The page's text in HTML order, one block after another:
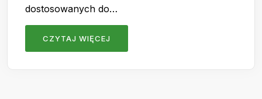
dostosowanych do…
CZYTAJ WIĘCEJ